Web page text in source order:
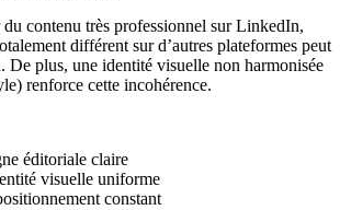
contenu très professionnel sur LinkedIn,
différent sur d’autres plateformes peut
De plus, une identité visuelle non harmonisée
renforce cette incohérence.
éditoriale claire
visuelle uniforme
constant